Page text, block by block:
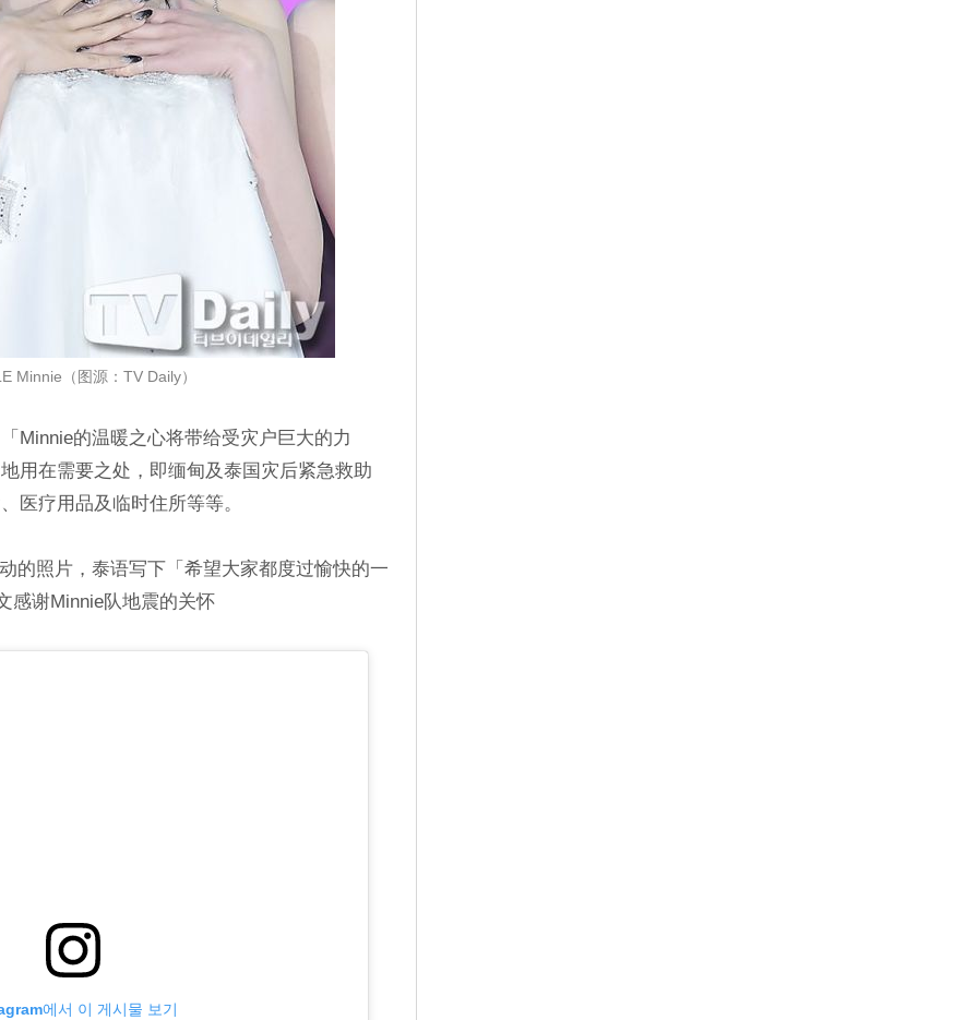
Minnie（图源：TV Daily）
Minnie的温暖之心将带给受灾户巨大的力
用在需要之处，即缅甸及泰国灾后紧急救助
医疗用品及临时住所等等。
的照片，泰语写下「希望大家都度过愉快的一
感谢Minnie队地震的关怀
에서 이 게시물 보기